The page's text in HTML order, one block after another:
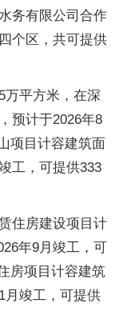
务有限公司合作
个区，共可提供
万平方米，在深
预计于2026年8
项目计容建筑面
工，可提供333
住房建设项目计
年9月竣工，可
房项目计容建筑
月竣工，可提供